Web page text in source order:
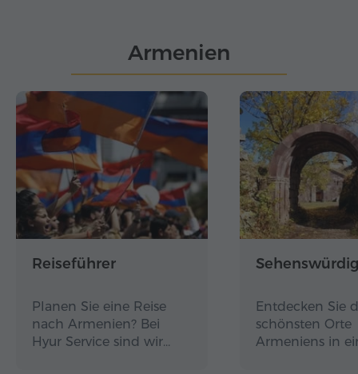
Armenien
Reiseführer
Planen Sie eine Reise
nach Armenien? Bei
Hyur Service sind wir…
Entdecken Sie
schönsten Orte
Armeniens in